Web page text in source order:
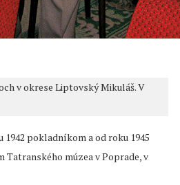
v okrese Liptovský Mikuláš. V
pokladníkom a od roku 1945
Tatranského múzea v Poprade, v